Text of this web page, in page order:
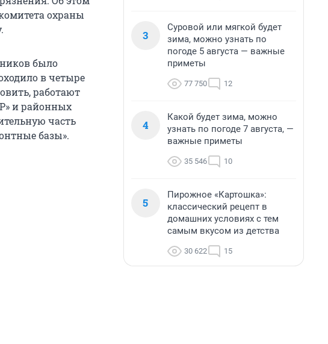
охраны
было
в четыре
работают
и районных
часть
базы».
3
Суровой или мягкой будет
зима, можно узнать по
погоде 5 августа — важные
приметы
77 750 12
4
Какой будет зима, можно
узнать по погоде 7 августа, —
важные приметы
35 546 10
5
Пирожное «Картошка»:
классический рецепт в
домашних условиях с тем
самым вкусом из детства
30 622 15